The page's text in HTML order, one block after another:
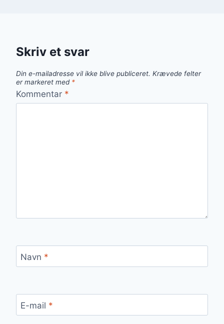
Skriv et svar
Din e-mailadresse vil ikke blive publiceret. Krævede felter
er markeret med *
Kommentar *
Navn *
E-mail *